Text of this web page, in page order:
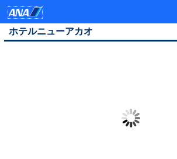
ホテルニューアカオ